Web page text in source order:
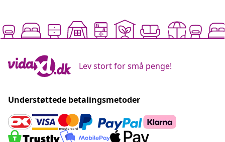
Lev stort for små penge!
Understøttede betalingsmetoder